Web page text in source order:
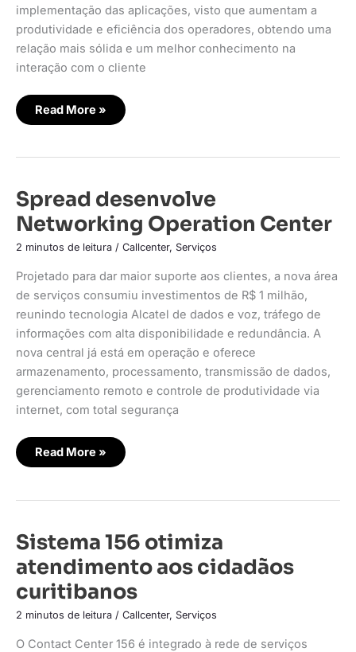
implementação das aplicações, visto que aumentam a
produtividade e eficiência dos operadores, obtendo uma
relação mais sólida e um melhor conhecimento na
interação com o cliente
Read More »
Spread desenvolve
Networking Operation Center
2 minutos de leitura / Callcenter, Serviços
Projetado para dar maior suporte aos clientes, a nova área
de serviços consumiu investimentos de R$ 1 milhão,
reunindo tecnologia Alcatel de dados e voz, tráfego de
informações com alta disponibilidade e redundância. A
nova central já está em operação e oferece
armazenamento, processamento, transmissão de dados,
gerenciamento remoto e controle de produtividade via
internet, com total segurança
Spread
desenvolve
Networking
Operation
Center
Read More »
Sistema 156 otimiza
atendimento aos cidadãos
curitibanos
2 minutos de leitura / Callcenter, Serviços
O Contact Center 156 é integrado à rede de serviços
Sistema
156
otimiza
atendimento
aos
cidadãos
curitibanos